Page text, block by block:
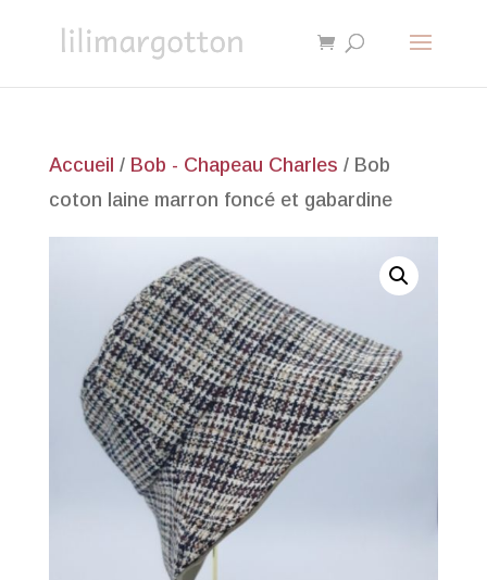
Accueil / Bob - Chapeau Charles / Bob
coton laine marron foncé et gabardine